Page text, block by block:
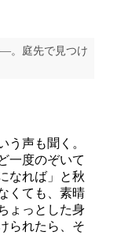
。庭先で見つけ
声も聞く。
一度のぞいて
なれば」と秋
くても、素晴
ょっとした身
られたら、そ